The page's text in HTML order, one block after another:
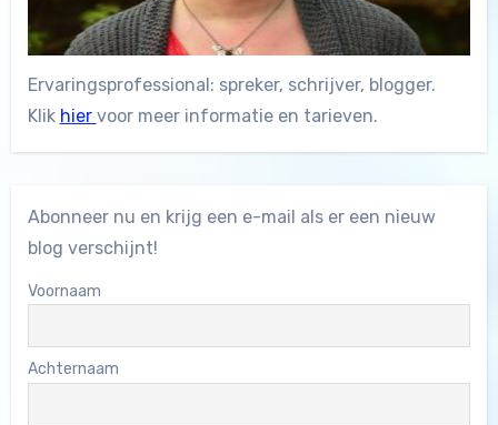
Ervaringsprofessional: spreker, schrijver, blogger.
Klik hier voor meer informatie en tarieven.
Abonneer nu en krijg een e-mail als er een nieuw
blog verschijnt!
Voornaam
Achternaam